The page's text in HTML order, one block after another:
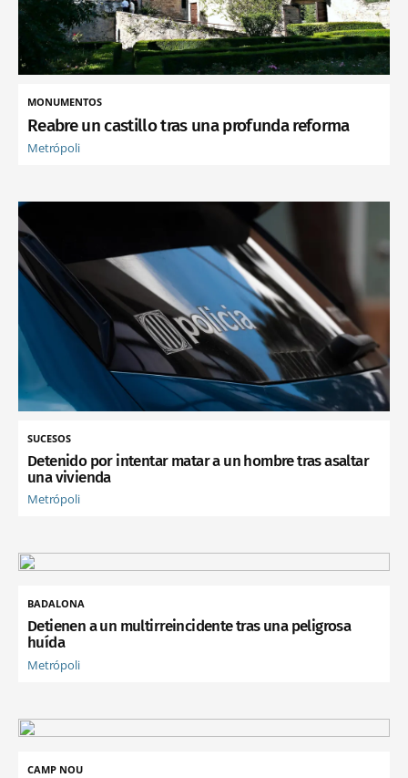
MONUMENTOS
Reabre un castillo tras una profunda reforma
Metrópoli
SUCESOS
Detenido por intentar matar a un hombre tras asaltar
una vivienda
Metrópoli
BADALONA
Detienen a un multirreincidente tras una peligrosa
huída
Metrópoli
CAMP NOU